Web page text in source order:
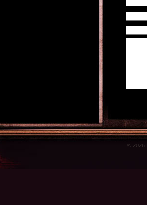
© 2026